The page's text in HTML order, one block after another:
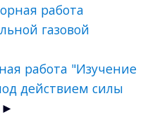
работа
газовой
работа "Изучение
действием силы